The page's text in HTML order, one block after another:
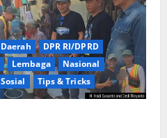
Daerah
DPR RI/DPRD
Lembaga
Nasional
Sosial Tips & Tricks